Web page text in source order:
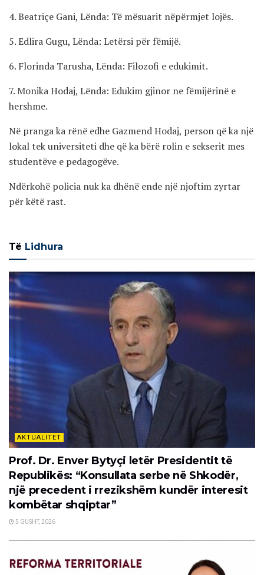
4. Beatriçe Gani, Lënda: Të mësuarit nëpërmjet lojës.
5. Edlira Gugu, Lënda: Letërsi për fëmijë.
6. Florinda Tarusha, Lënda: Filozofi e edukimit.
7. Monika Hodaj, Lënda: Edukim gjinor ne fëmijërinë e
hershme.
Në pranga ka rënë edhe Gazmend Hodaj, person që ka një
lokal tek universiteti dhe që ka bërë rolin e sekserit mes
studentëve e pedagogëve.
Ndërkohë policia nuk ka dhënë ende një njoftim zyrtar
për këtë rast.
Të Lidhura
AKTUALITET
Prof. Dr. Enver Bytyçi letër Presidentit të
Republikës: “Konsullata serbe në Shkodër,
një precedent i rrezikshëm kundër interesit
kombëtar shqiptar”
5 GUSHT, 2026